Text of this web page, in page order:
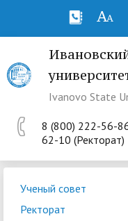
Ivanovo State
8 (800) 222-56-
62-10 (Ректорат)
Ученый совет
Ректорат